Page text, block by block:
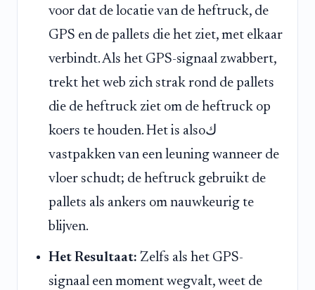
voor dat de locatie van de heftruck, de
GPS en de pallets die het ziet, met elkaar
verbindt. Als het GPS-signaal zwabbert,
trekt het web zich strak rond de pallets
die de heftruck ziet om de heftruck op
koers te houden. Het is alsoك
vastpakken van een leuning wanneer de
vloer schudt; de heftruck gebruikt de
pallets als ankers om nauwkeurig te
blijven.
Het Resultaat: Zelfs als het GPS-
signaal een moment wegvalt, weet de